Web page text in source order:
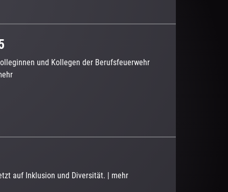
und Kollegen der Berufsfeuerwehr
auf Inklusion und Diversität. | mehr